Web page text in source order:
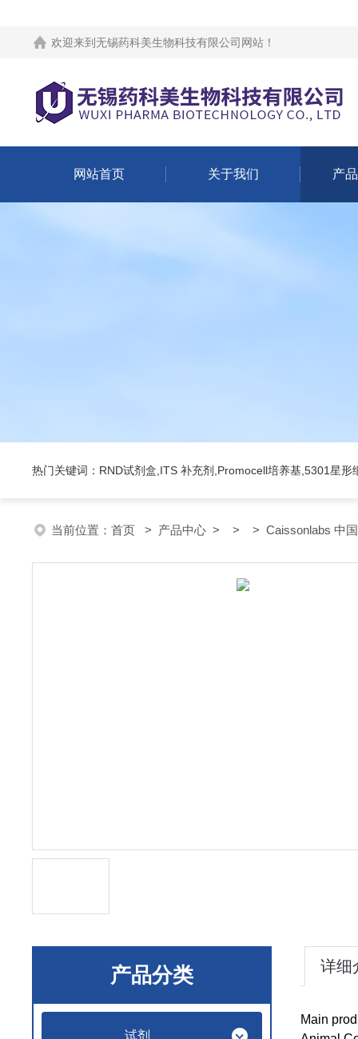
欢迎来到 无锡药科美生物科技有限公司网站 ！
网站首页 关于我们 产
热门关键词：RND试剂盒,ITS 补充剂,Promocell培养基,5301星形
当前位置： 首页 > 产品中心 > > > Caissonlabs 中国
产品分类
试剂
详细
Main